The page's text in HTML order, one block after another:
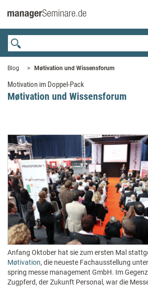
Blog Møtivation und Wissensforum
Motivation im Doppel-Pack
Møtivation und Wissensforum
Anfang Oktober hat sie zum ersten Mal
Møtivation, die neueste Fachausstellung
spring messe management GmbH. Im
Zugpferd, der Zukunft Personal, war die